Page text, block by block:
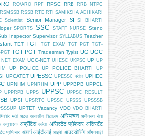
RO/ARO RPF RPSC RRB
RRB NTPC
RSMSSB RSSB RTE RTI SAMIKSHA ADHIKARI
Scientist Senior Manager SI SI BHARTI
SPORTS SSC STAFF NURSE
Steno
Inspector Supervisor SYLLABUS Teacher
TET TGT TGT EXAM TGT PGT TGT-
PGT TGT-PGT Tradesman Typist UG UGC
NET EXAM UGC-NET UHESC UKPSC UP UP
UP POLICE UP POLICE BHARTI
UP
UPCATET UPESSC UPESSC परीक्षा UPHEC
UPNHM UPNRHM UPP UPPBPB UPPCL
UPPRPB UPPS UPPSC UPPSC RESULT
UPSI UPSRTC UPSSC UPSSS UPSSSB
UPTET Vacancy VDO VDO BHARTI
भर्ती अटल आवासीय विद्यालय अधियाचन अधीनस्थ सेवा
अनुवादक अप्रेंटिस अर्हता असिस्टेंट प्रोफेसर असिस्टेंट
प्रोफेसर अहर्ता आईटीआई आईबी आउटसोर्सिंग आँगनबाड़ी